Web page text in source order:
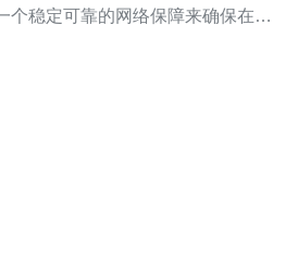
个稳定可靠的网络保障来确保在线
行为面前能够提供强大的防护，保